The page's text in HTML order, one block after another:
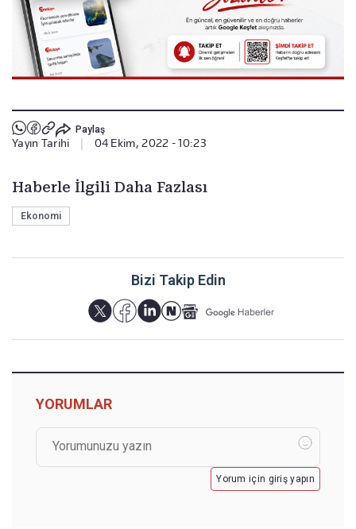
Paylaş
Yayın Tarihi 04 Ekim, 2022 - 10:23
Haberle İlgili Daha Fazlası
Ekonomi
Bizi Takip Edin
YORUMLAR
Yorum için giriş yapın